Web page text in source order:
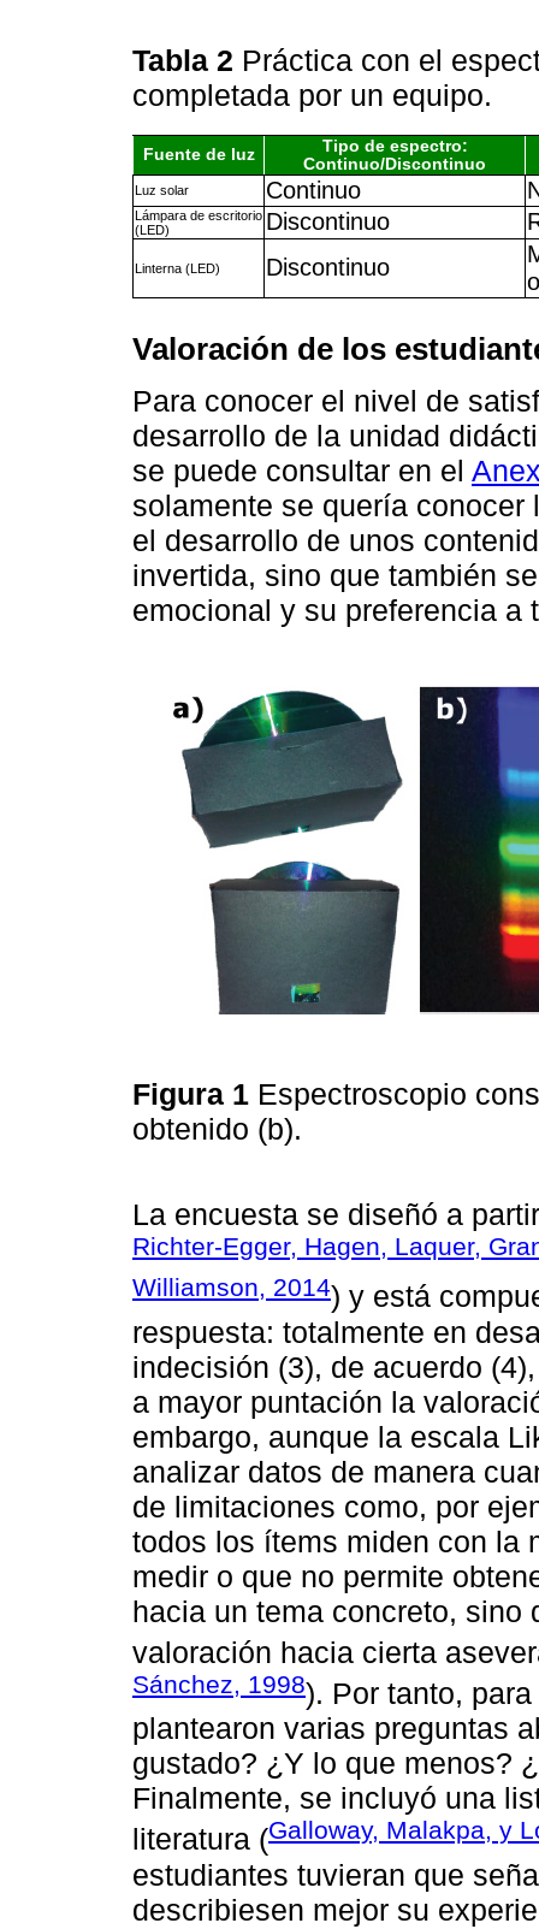
Tabla 2 Práctica con el
completada por un equipo.
Fuente de luz
Tipo de espectro:
Continuo/Discontinuo
Luz solar Continuo
Lámpara de escritorio
(LED)
Discontinuo
Linterna (LED) Discontinuo
Valoración de los
Para conocer el nivel de
desarrollo de la unidad
se puede consultar en el
solamente se quería
el desarrollo de unos
invertida, sino que también
emocional y su preferencia a
Figura 1 Espectroscopio
obtenido (b).
La encuesta se diseñó a
Richter-Egger, Hagen, Laquer,
Williamson, 2014) y está
respuesta: totalmente en
indecisión (3), de acuerdo
a mayor puntación la
embargo, aunque la escala
analizar datos de manera
de limitaciones como, por
todos los ítems miden con la
medir o que no permite
hacia un tema concreto, sino
valoración hacia cierta
Sánchez, 1998). Por tanto,
plantearon varias preguntas
gustado? ¿Y lo que menos?
Finalmente, se incluyó una
literatura (Galloway, Malakpa, y
estudiantes tuvieran que
describiesen mejor su